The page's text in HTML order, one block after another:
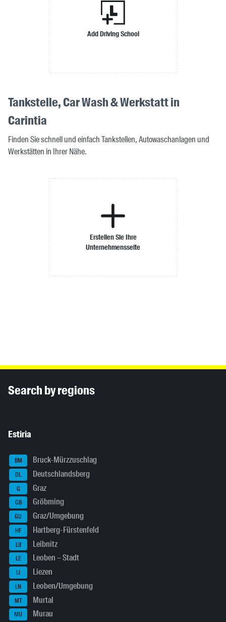
Add Driving School
Tankstelle, Car Wash & Werkstatt in
Carintia
Finden Sie schnell und einfach Tankstellen, Autowaschanlagen und
Werkstätten in Ihrer Nähe.
Erstellen Sie Ihre
Unternehmensseite
Search by regions
Estiria
BM Bruck-Mürzzuschlag
DL Deutschlandsberg
G Graz
GB Gröbming
GU Graz/Umgebung
HF Hartberg-Fürstenfeld
LB Leibnitz
LE Leoben – Stadt
LI Liezen
LN Leoben/Umgebung
MT Murtal
MU Murau